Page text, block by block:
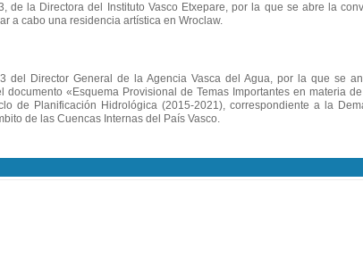
de la Directora del Instituto Vasco Etxepare, por la que se abre la
a cabo una residencia artística en Wroclaw.
del Director General de la Agencia Vasca del Agua, por la que se
«Esquema Provisional de Temas Importantes en materia
de Planificación Hidrológica (2015-2021), correspondiente a la
de las Cuencas Internas del País Vasco.